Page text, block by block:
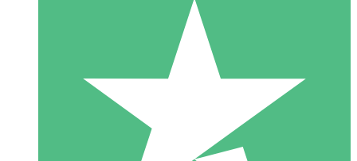
10 Téléchargements
20 00